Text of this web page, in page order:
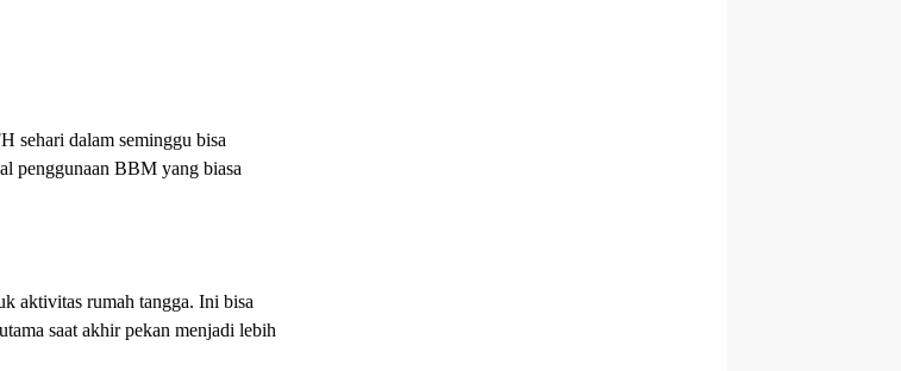
sehari dalam seminggu bisa
penggunaan BBM yang biasa
aktivitas rumah tangga. Ini bisa
saat akhir pekan menjadi lebih